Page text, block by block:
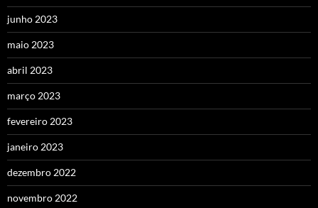
junho 2023
maio 2023
abril 2023
março 2023
fevereiro 2023
janeiro 2023
dezembro 2022
novembro 2022